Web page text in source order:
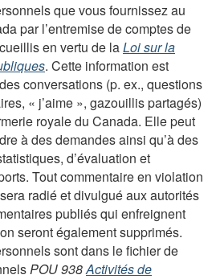
que vous fournissez au
par l’entremise de comptes de
en vertu de laLoi sur la
. Cette information est
conversations (p. ex., questions
« j’aime », gazouillis partagés)
royale du Canada. Elle peut
à des demandes ainsi qu’à des
d’évaluation et
Tout commentaire en violation
radié et divulgué aux autorités
publiés qui enfreignent
seront également supprimés.
sont dans le fichier de
POU 938Activités de